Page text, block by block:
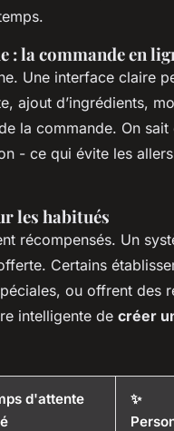
: la commande en
Une interface claire
ajout d’ingrédients,
la commande. On
- ce qui évite les
les habitués
récompensés. Un
Certains
ou offrent des
intelligente de créer
d'attente
✨